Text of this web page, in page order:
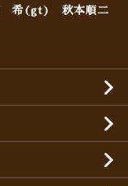
希(gt) 秋本順二